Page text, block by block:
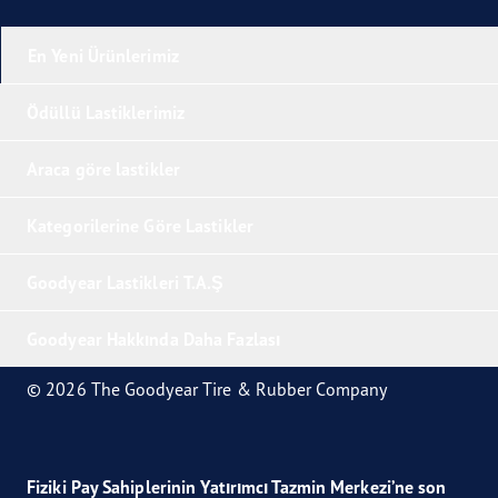
© 2026 The Goodyear Tire & Rubber Company
Fiziki Pay Sahiplerinin Yatırımcı Tazmin Merkezi’ne son